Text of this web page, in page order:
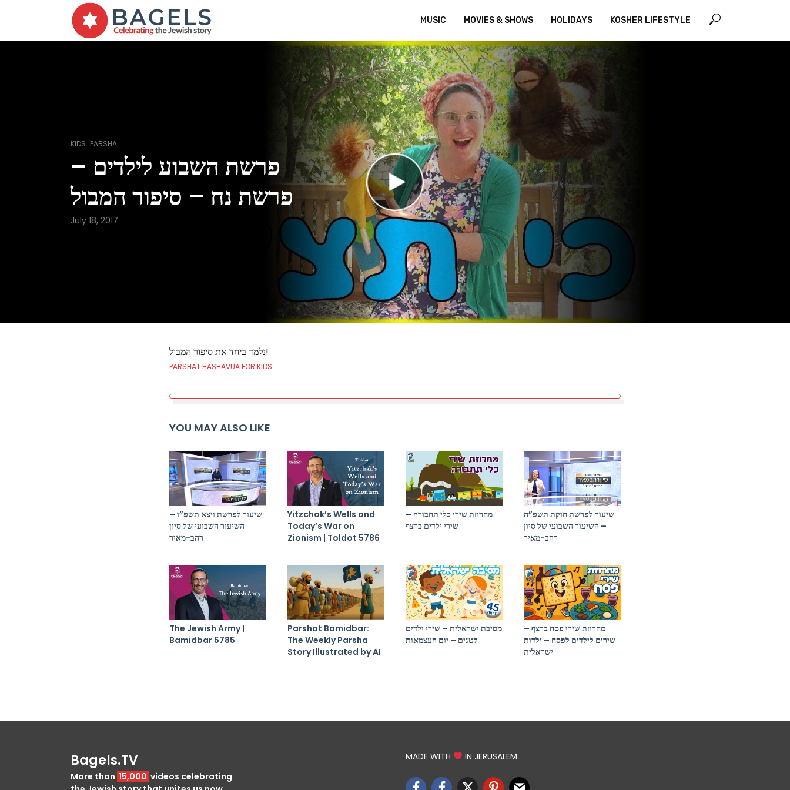
MUSIC MOVIES & SHOWS HOLIDAYS KOSHER LIFESTYLE
KIDS PARSHA
פרשת השבוע לילדים –
פרשת נח – סיפור המבול
July 18, 2017
נלמד ביחד את סיפור המבול!
PARSHAT HASHAVUA FOR KIDS
YOU MAY ALSO LIKE
שיעור לפרשת ויצא תשפ”ו –
השיעור השבועי של סיון
רהב-מאיר
Yitzchak’s Wells and
Today’s War on
Zionism | Toldot 5786
מחרוזת שירי כלי תחבורה –
שירי ילדים ברצף
שיעור לפרשת חוקת תשפ”ה
– השיעור השבועי של סיון
רהב-מאיר
The Jewish Army |
Bamidbar 5785
Parshat Bamidbar:
The Weekly Parsha
Story Illustrated by AI
מסיבת ישראלית – שירי ילדים
קטנים – יום העצמאות
מחרוזת שירי פסח ברצף –
שירים לילדים לפסח – ילדות
ישראלית
Bagels.TV
More than 15,000 videos celebrating
MADE WITH IN JERUSALEM